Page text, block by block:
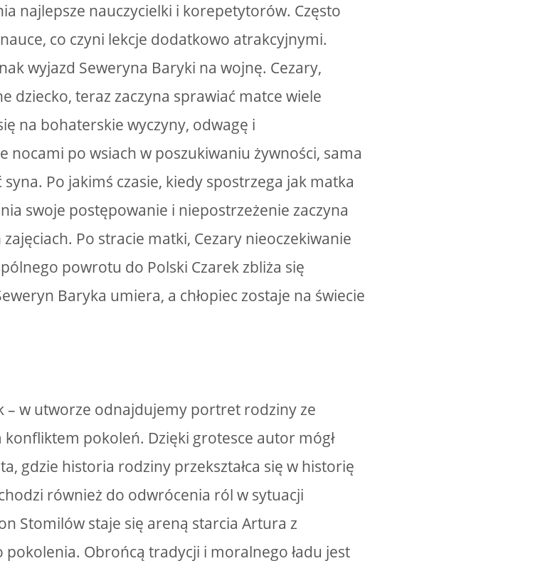
najlepsze nauczycielki i korepetytorów. Często
co czyni lekcje dodatkowo atrakcyjnymi.
wyjazd Seweryna Baryki na wojnę. Cezary,
dziecko, teraz zaczyna sprawiać matce wiele
na bohaterskie wyczyny, odwagę i
nocami po wsiach w poszukiwaniu żywności, sama
Po jakimś czasie, kiedy spostrzega jak matka
swoje postępowanie i niepostrzeżenie zaczyna
Po stracie matki, Cezary nieoczekiwanie
powrotu do Polski Czarek zbliża się
Baryka umiera, a chłopiec zostaje na świecie
– w utworze odnajdujemy portret rodziny ze
pokoleń. Dzięki grotesce autor mógł
gdzie historia rodziny przekształca się w historię
również do odwrócenia ról w sytuacji
Stomilów staje się areną starcia Artura z
Obrońcą tradycji i moralnego ładu jest